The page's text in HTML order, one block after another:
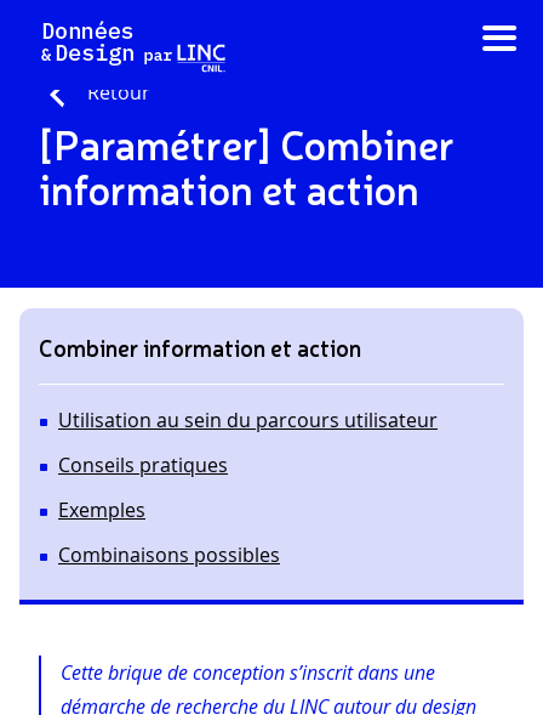
contenu
Retour
[Paramétrer] Combiner
information et action
Combiner information et action
Utilisation au sein du parcours utilisateur
Conseils pratiques
Exemples
Combinaisons possibles
Cette brique de conception s’inscrit dans une
démarche de recherche du LINC autour du design